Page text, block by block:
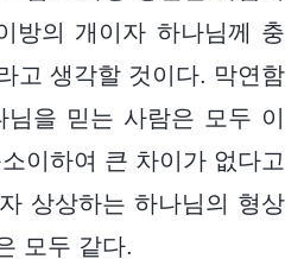
방의 개이자 하나님께 충
고 생각할 것이다. 막연함
을 믿는 사람은 모두 이
이하여 큰 차이가 없다고
상상하는 하나님의 형상
모두 같다.